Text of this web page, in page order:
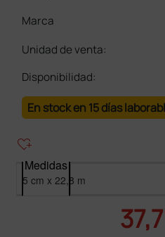
Marca
Unidad de venta:
Disponibilidad:
En stock en 15 días
heart_plus
Medidas